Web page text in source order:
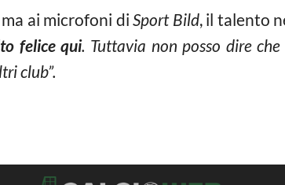
ma ai microfoni di Sport Bild, il talento
felice qui. Tuttavia non posso dire
club”.